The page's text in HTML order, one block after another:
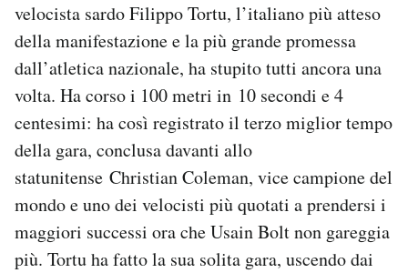
CALENDARIO
AREA PERSONALE
Area Personale
Notifiche mobile
Regala il Post
Hai bisogno di aiuto?
Esci
velocista sardo Filippo Tortu, l’italiano più atteso
della manifestazione e la più grande promessa
dall’atletica nazionale, ha stupito tutti ancora una
volta. Ha corso i 100 metri in 10 secondi e 4
centesimi: ha così registrato il terzo miglior tempo
della gara, conclusa davanti allo
statunitense Christian Coleman, vice campione del
mondo e uno dei velocisti più quotati a prendersi i
maggiori successi ora che Usain Bolt non gareggia
più. Tortu ha fatto la sua solita gara, uscendo dai